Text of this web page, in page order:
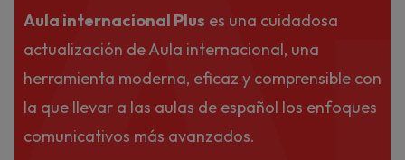
Aula internacional Plus es una cuidadosa
actualización de Aula internacional, una
herramienta moderna, eficaz y comprensible con
la que llevar a las aulas de español los enfoques
comunicativos más avanzados.